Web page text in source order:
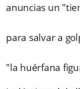
anuncias un
para salvar a
"la huérfana